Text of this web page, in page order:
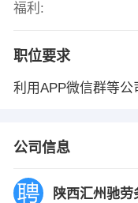
福利:
职位要求
利用APP微信群等
公司信息
陕西汇州驰劳